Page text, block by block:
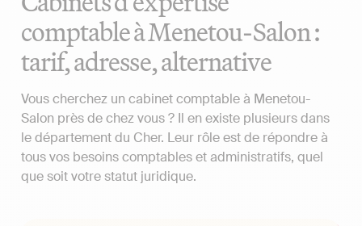
comptable à Menetou-Salon :
tarif, adresse, alternative
Vous cherchez un cabinet comptable à Menetou-
Salon près de chez vous ? Il en existe plusieurs dans
le département du Cher. Leur rôle est de répondre à
tous vos besoins comptables et administratifs, quel
que soit votre statut juridique.